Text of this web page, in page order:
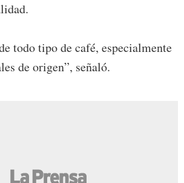
todo tipo de café, especialmente
de origen”, señaló.